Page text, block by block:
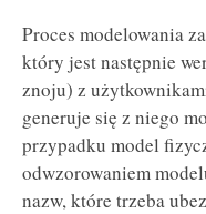
Proces modelowania
który jest następnie
znoju) z
generuje się z niego
przypadku model
odwzorowaniem
nazw, które trzeba